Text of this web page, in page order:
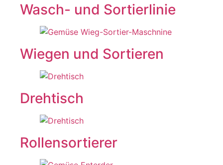
Wasch- und Sortierlinie
Wiegen und Sortieren
Drehtisch
Rollensortierer